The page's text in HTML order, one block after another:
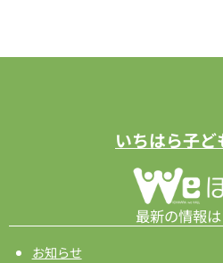
いちはら子ど
最新の情報
お知らせ